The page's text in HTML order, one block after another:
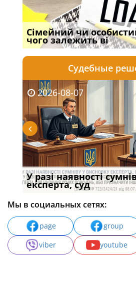
Сімейний чи
чого залежить ві
Судебные
2026-08-07
У разі наявності
експерта, суд
Мы в социальных сетях:
page group
viber
youtube